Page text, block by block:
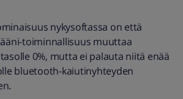
nykysoftassa on että
toiminnallisuus muuttaa
0%, mutta ei palauta niitä enää
bluetooth-kaiutinyhteyden